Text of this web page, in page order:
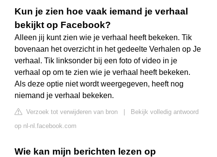
Kun je zien hoe vaak iemand je verhaal
bekijkt op Facebook?
Alleen jij kunt zien wie je verhaal heeft bekeken. Tik
bovenaan het overzicht in het gedeelte Verhalen op Je
verhaal. Tik linksonder bij een foto of video in je
verhaal op om te zien wie je verhaal heeft bekeken.
Als deze optie niet wordt weergegeven, heeft nog
niemand je verhaal bekeken.
Verzoek tot verwijderen van bron
Bekijk volledig antwoord
op nl-nl.facebook.com
Wie kan mijn berichten lezen op